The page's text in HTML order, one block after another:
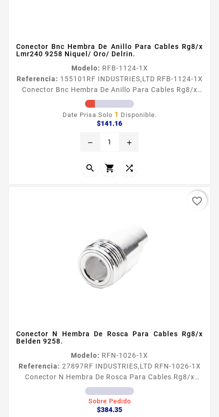
Conector Bnc Hembra De Anillo Para Cables Rg8/x
Lmr240 9258 Niquel/ Oro/ Delrin.
Modelo: RFB-1124-1X
Referencia: 155101 RF INDUSTRIES,LTD RFB-1124-1X
Conector Bnc Hembra De Anillo Para Cables Rg8/x
Lmr240 9258 Niquel/ Oro/ Delrin. Conector BNC
Hembra de Anillo para Cables RG8X LMR240 9258
Tipo de Conector BNC Hembra Especial para Cable
plegable Cuerpo de Bronce Niquelado Contacto
Date Prisa Solo 1 Disponible.
$141.16Precio
remove add
  
Conector N Hembra De Rosca Para Cables Rg8/x
Belden 9258.
Modelo: RFN-1026-1X
Referencia: 27897RF INDUSTRIES,LTD RFN-1026-1X
Conector N Hembra De Rosca Para Cables Rg8/x
Belden 9258. Tipo de Conector N Hembra Especial
para Cables RG8X BELDEN 9258 Modo de Ensamble
Rosca Cuerpo de Bronce Plateado Contacto Central
Sobre Pedido
$384.35Precio
favorite_border